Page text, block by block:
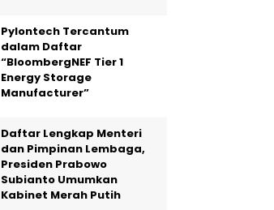
Pylontech Tercantum
dalam Daftar
“BloombergNEF Tier 1
Energy Storage
Manufacturer”
Daftar Lengkap Menteri
dan Pimpinan Lembaga,
Presiden Prabowo
Subianto Umumkan
Kabinet Merah Putih